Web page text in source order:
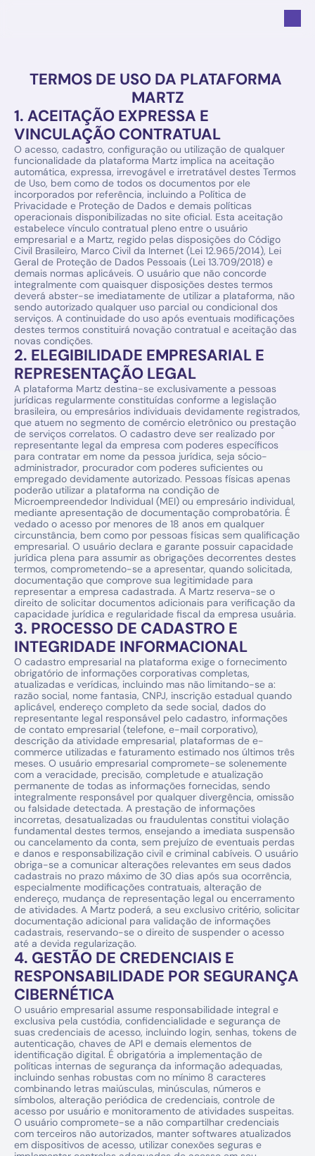
TERMOS DE USO DA PLATAFORMA
MARTZ
1. ACEITAÇÃO EXPRESSA E
VINCULAÇÃO CONTRATUAL
O acesso, cadastro, configuração ou utilização de qualquer
funcionalidade da plataforma Martz implica na aceitação
automática, expressa, irrevogável e irretratável destes Termos
de Uso, bem como de todos os documentos por ele
incorporados por referência, incluindo a Política de
Privacidade e Proteção de Dados e demais políticas
operacionais disponibilizadas no site oficial. Esta aceitação
estabelece vínculo contratual pleno entre o usuário
empresarial e a Martz, regido pelas disposições do Código
Civil Brasileiro, Marco Civil da Internet (Lei 12.965/2014), Lei
Geral de Proteção de Dados Pessoais (Lei 13.709/2018) e
demais normas aplicáveis. O usuário que não concorde
integralmente com quaisquer disposições destes termos
deverá abster-se imediatamente de utilizar a plataforma, não
sendo autorizado qualquer uso parcial ou condicional dos
serviços. A continuidade do uso após eventuais modificações
destes termos constituirá novação contratual e aceitação das
novas condições.
2. ELEGIBILIDADE EMPRESARIAL E
REPRESENTAÇÃO LEGAL
A plataforma Martz destina-se exclusivamente a pessoas
jurídicas regularmente constituídas conforme a legislação
brasileira, ou empresários individuais devidamente registrados,
que atuem no segmento de comércio eletrônico ou prestação
de serviços correlatos. O cadastro deve ser realizado por
representante legal da empresa com poderes específicos
para contratar em nome da pessoa jurídica, seja sócio-
administrador, procurador com poderes suficientes ou
empregado devidamente autorizado. Pessoas físicas apenas
poderão utilizar a plataforma na condição de
Microempreendedor Individual (MEI) ou empresário individual,
mediante apresentação de documentação comprobatória. É
vedado o acesso por menores de 18 anos em qualquer
circunstância, bem como por pessoas físicas sem qualificação
empresarial. O usuário declara e garante possuir capacidade
jurídica plena para assumir as obrigações decorrentes destes
termos, comprometendo-se a apresentar, quando solicitada,
documentação que comprove sua legitimidade para
representar a empresa cadastrada. A Martz reserva-se o
direito de solicitar documentos adicionais para verificação da
capacidade jurídica e regularidade fiscal da empresa usuária.
3. PROCESSO DE CADASTRO E
INTEGRIDADE INFORMACIONAL
O cadastro empresarial na plataforma exige o fornecimento
obrigatório de informações corporativas completas,
atualizadas e verídicas, incluindo mas não limitando-se a:
razão social, nome fantasia, CNPJ, inscrição estadual quando
aplicável, endereço completo da sede social, dados do
representante legal responsável pelo cadastro, informações
de contato empresarial (telefone, e-mail corporativo),
descrição da atividade empresarial, plataformas de e-
commerce utilizadas e faturamento estimado nos últimos três
meses. O usuário empresarial compromete-se solenemente
com a veracidade, precisão, completude e atualização
permanente de todas as informações fornecidas, sendo
integralmente responsável por qualquer divergência, omissão
ou falsidade detectada. A prestação de informações
incorretas, desatualizadas ou fraudulentas constitui violação
fundamental destes termos, ensejando a imediata suspensão
ou cancelamento da conta, sem prejuízo de eventuais perdas
e danos e responsabilização civil e criminal cabíveis. O usuário
obriga-se a comunicar alterações relevantes em seus dados
cadastrais no prazo máximo de 30 dias após sua ocorrência,
especialmente modificações contratuais, alteração de
endereço, mudança de representação legal ou encerramento
de atividades. A Martz poderá, a seu exclusivo critério, solicitar
documentação adicional para validação de informações
cadastrais, reservando-se o direito de suspender o acesso
até a devida regularização.
4. GESTÃO DE CREDENCIAIS E
RESPONSABILIDADE POR SEGURANÇA
CIBERNÉTICA
O usuário empresarial assume responsabilidade integral e
exclusiva pela custódia, confidencialidade e segurança de
suas credenciais de acesso, incluindo login, senhas, tokens de
autenticação, chaves de API e demais elementos de
identificação digital. É obrigatória a implementação de
políticas internas de segurança da informação adequadas,
incluindo senhas robustas com no mínimo 8 caracteres
combinando letras maiúsculas, minúsculas, números e
símbolos, alteração periódica de credenciais, controle de
acesso por usuário e monitoramento de atividades suspeitas.
O usuário compromete-se a não compartilhar credenciais
com terceiros não autorizados, manter softwares atualizados
em dispositivos de acesso, utilizar conexões seguras e